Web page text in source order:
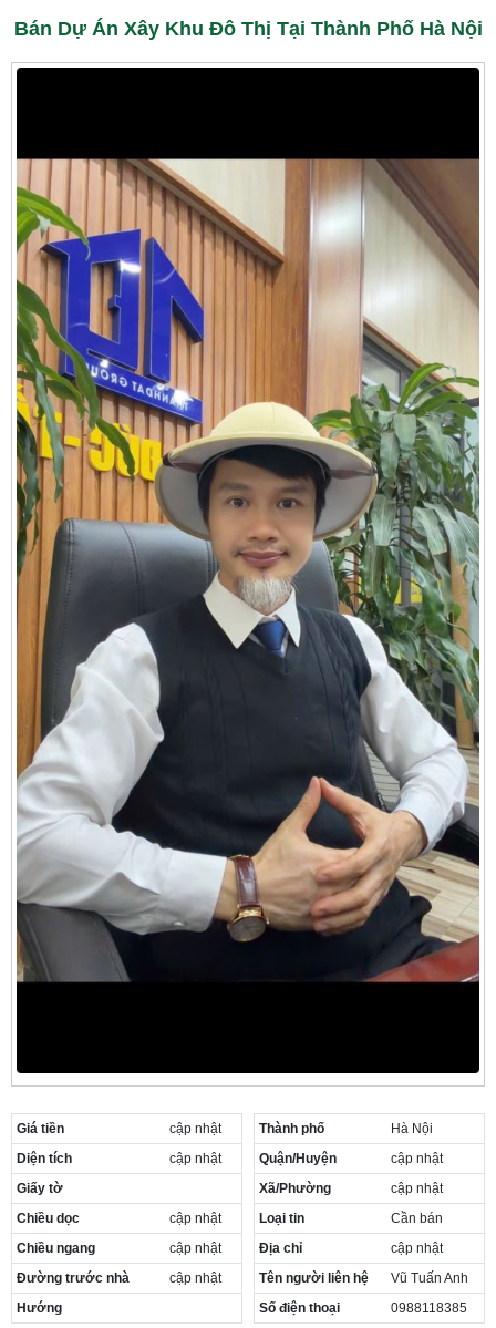
Cần thuê MBKD tại Phường Hà Đông
Cần thuê MBKD tại Phường Hoàng Mai
Cần thuê MBKD tại Phường Phương Liệt
Cần thuê MBKD tại Phường Khương Đình
Cần thuê MBKD tại Phường Yên Sở
Cần thuê MBKD tại Phường Hoàng Liệt
Cần thuê MBKD tại Phường Định Công
Cần thuê MBKD tại Phường Tương Mai
Cần thuê MBKD tại Phường Vĩnh Hưng
Cần thuê MBKD tại Phường Lĩnh Nam
Cần thuê MBKD tại Phường Hồng Hà
Cần thuê MBKD tại Phường Láng
Cần thuê MBKD tại Phường Văn Miếu
Cần thuê MBKD tại Phường Kim Liên
Cần thuê MBKD tại Phường Bạch Mai
Cần thuê MBKD tại Phường Vĩnh Tuy
Bán Dự Án Xây Khu Đô Thị Tại Thành Phố Hà Nội
Giá tiền
cập nhật
Diện tích
cập nhật
Giấy tờ
Chiều dọc
cập nhật
Chiều ngang
cập nhật
Đường trước nhà
cập nhật
Hướng
Thành phố
Hà Nội
Quận/Huyện
cập nhật
Xã/Phường
cập nhật
Loại tin
Cần bán
Địa chỉ
cập nhật
Tên người liên hệ
Vũ Tuấn Anh
Số điện thoại
0988118385